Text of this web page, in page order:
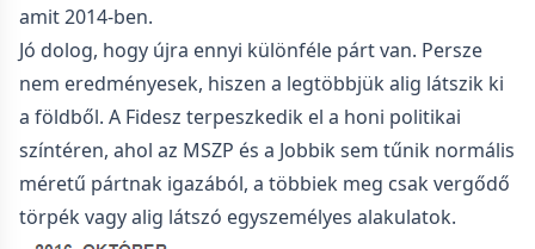
amit 2014-ben.
Jó dolog, hogy újra ennyi különféle párt van. Persze
nem eredményesek, hiszen a legtöbbjük alig látszik ki
a földből. A Fidesz terpeszkedik el a honi politikai
színtéren, ahol az MSZP és a Jobbik sem tűnik normális
méretű pártnak igazából, a többiek meg csak vergődő
törpék vagy alig látszó egyszemélyes alakulatok.